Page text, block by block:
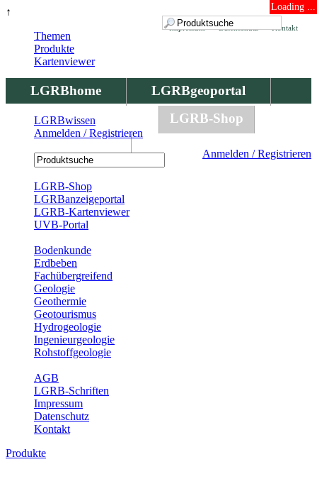
↑ Loading ...
Kontakt
Datenschutz
Impressum
LGRBhome
LGRBgeoportal
LGRBbohrungen
LGRB-Shop
Anmelden / Registrieren
Themen
Produkte
Kartenviewer
LGRBwissen
Anmelden / Registrieren
LGRB-Shop
LGRBanzeigeportal
LGRB-Kartenviewer
UVB-Portal
Bodenkunde
Erdbeben
Fachübergreifend
Geologie
Geothermie
Geotourismus
Hydrogeologie
Ingenieurgeologie
Rohstoffgeologie
AGB
LGRB-Schriften
Impressum
Datenschutz
Kontakt
Produkte